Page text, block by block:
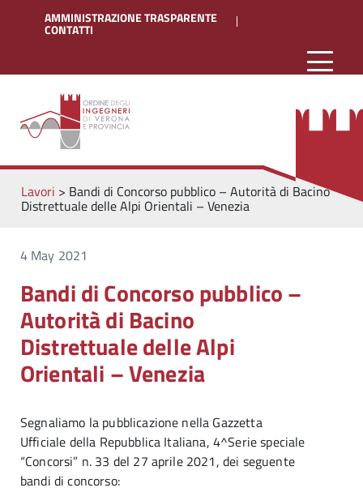
AMMINISTRAZIONE TRASPARENTE
CONTATTI
Lavori > Bandi di Concorso pubblico – Autorità di Bacino
Distrettuale delle Alpi Orientali – Venezia
4 May 2021
Bandi di Concorso pubblico –
Autorità di Bacino
Distrettuale delle Alpi
Orientali – Venezia
Segnaliamo la pubblicazione nella Gazzetta
Ufficiale della Repubblica Italiana, 4^Serie speciale
“Concorsi” n. 33 del 27 aprile 2021, dei seguente
bandi di concorso: